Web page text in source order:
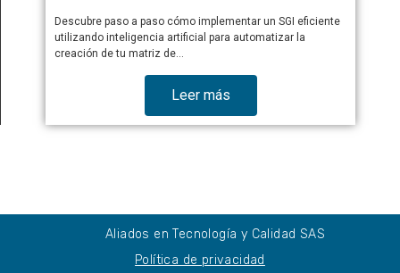
Descubre paso a paso cómo implementar un SGI eficiente
utilizando inteligencia artificial para automatizar la
creación de tu matriz de…
Leer más
Aliados en Tecnología y Calidad SAS
Política de privacidad